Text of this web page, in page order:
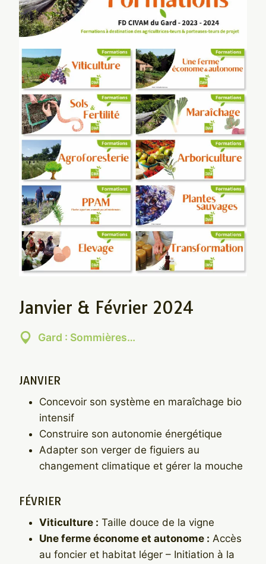
Janvier & Février 2024
Gard : Sommières…
JANVIER
Concevoir son système en maraîchage bio
intensif
Construire son autonomie énergétique
Adapter son verger de figuiers au
changement climatique et gérer la mouche
FÉVRIER
Viticulture : Taille douce de la vigne
Une ferme économe et autonome : Accès
au foncier et habitat léger – Initiation à la